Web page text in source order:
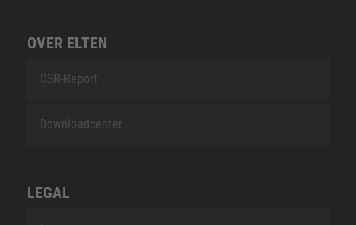
OVER ELTEN
CSR-Report
Downloadcenter
LEGAL